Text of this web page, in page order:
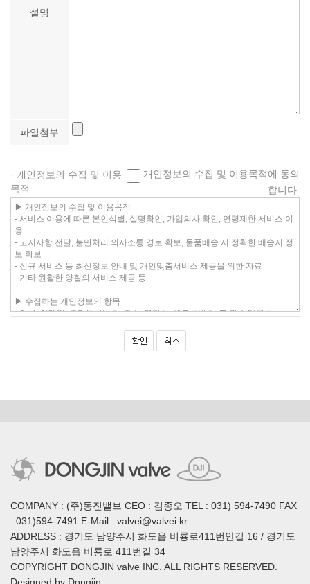
설명
파일첨부
· 개인정보의 수집 및 이용
목적
개인정보의 수집 및 이용목적에 동의
합니다.
COMPANY : (주)동진밸브 CEO : 김종오 TEL : 031) 594-7490 FAX
: 031)594-7491 E-Mail : valvei@valvei.kr
ADDRESS : 경기도 남양주시 화도읍 비룡로411번안길 16 / 경기도
남양주시 화도읍 비룡로 411번길 34
COPYRIGHT DONGJIN valve INC. ALL RIGHTS RESERVED.